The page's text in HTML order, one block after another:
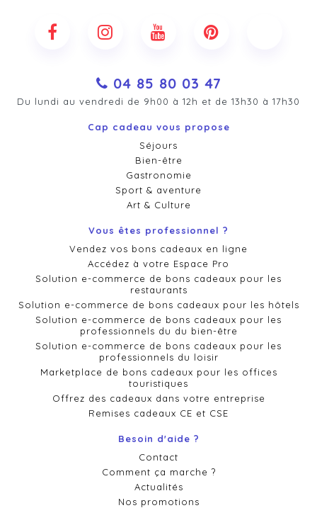
04 85 80 03 47
Du lundi au vendredi de 9h00 à 12h et de 13h30 à 17h30
Cap cadeau vous propose
Séjours
Bien-être
Gastronomie
Sport & aventure
Art & Culture
Vous êtes professionnel ?
Vendez vos bons cadeaux en ligne
Accédez à votre Espace Pro
Solution e-commerce de bons cadeaux pour les
restaurants
Solution e-commerce de bons cadeaux pour les hôtels
Solution e-commerce de bons cadeaux pour les
professionnels du du bien-être
Solution e-commerce de bons cadeaux pour les
professionnels du loisir
Marketplace de bons cadeaux pour les offices
touristiques
Offrez des cadeaux dans votre entreprise
Remises cadeaux CE et CSE
Besoin d'aide ?
Contact
Comment ça marche ?
Actualités
Nos promotions